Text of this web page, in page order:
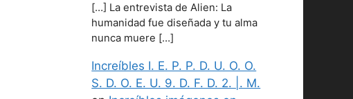
[…] La entrevista de Alien: La
humanidad fue diseñada y tu alma
nunca muere […]
Increíbles I. E. P. P. D. U. O. O.
S. D. O. E. U. 9. D. F. D. 2. |. M.